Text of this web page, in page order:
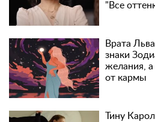
"Все
Врата
знаки
желания, а
от кармы
Тину